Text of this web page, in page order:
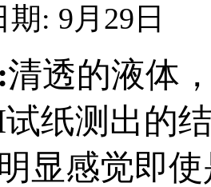
: 9月29日
清透的液体
试纸测出的
显感觉即